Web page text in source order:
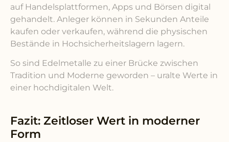
auf Handelsplattformen, Apps und Börsen digital
gehandelt. Anleger können in Sekunden Anteile
kaufen oder verkaufen, während die physischen
Bestände in Hochsicherheitslagern lagern.
So sind Edelmetalle zu einer Brücke zwischen
Tradition und Moderne geworden – uralte Werte in
einer hochdigitalen Welt.
Fazit: Zeitloser Wert in moderner
Form